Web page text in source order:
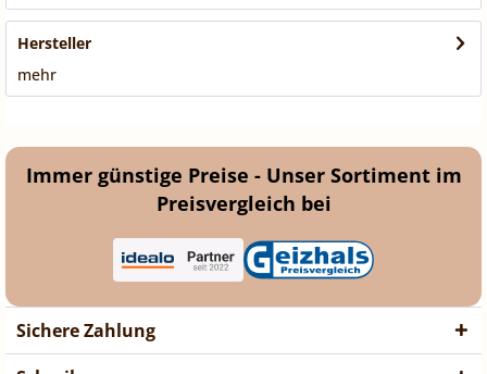
Hersteller
mehr
Immer günstige Preise - Unser Sortiment im
Preisvergleich bei
Sichere Zahlung